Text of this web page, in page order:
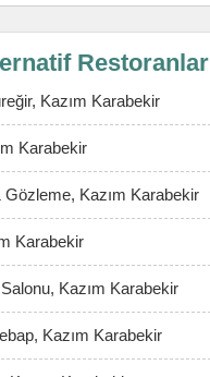
Restoranlar
Kazım Karabekir
Karabekir
Gözleme, Kazım Karabekir
Karabekir
Kazım Karabekir
Kazım Karabekir